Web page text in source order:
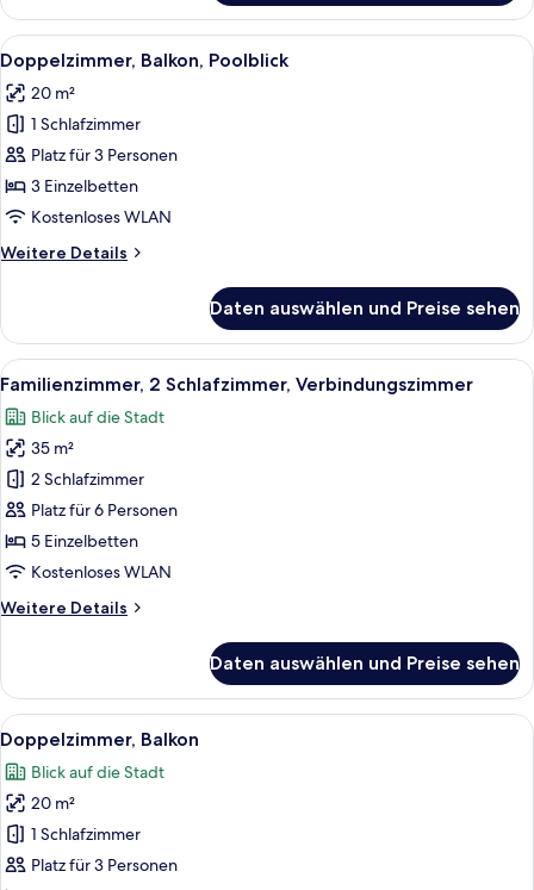
Balkon,
eingeschränkter
Meerblick
(Lateral)
Alle
Fotos
für
Doppelzimmer,
Balkon,
Poolblick
anzeigen
Ein Balkon mit Blick auf Pool und
5
Doppelzimmer, Balkon, Poolblick
20 m²
1 Schlafzimmer
Platz für 3 Personen
3 Einzelbetten
Kostenloses WLAN
Weitere Details
Weitere
Balkon,
Poolblick
Daten auswählen und Preise sehen
Alle
Fotos
für
Familienzimmer,
2 Schlafzimmer,
Verbindungszimmer
anzeigen
Ein Hotelzimmer mit Bett,
6
Familienzimmer, 2 Schlafzimmer, Verbindungszimmer
Blick auf die Stadt
35 m²
2 Schlafzimmer
Platz für 6 Personen
5 Einzelbetten
Kostenloses WLAN
Weitere Details
Weitere
2 Schlafzimmer,
Verbindungszimmer
Daten auswählen und Preise sehen
Alle
Fotos
für
Doppelzimmer,
Balkon
anzeigen
Ein Balkon mit einem Bett, einem
10
Doppelzimmer, Balkon
Blick auf die Stadt
20 m²
1 Schlafzimmer
Platz für 3 Personen